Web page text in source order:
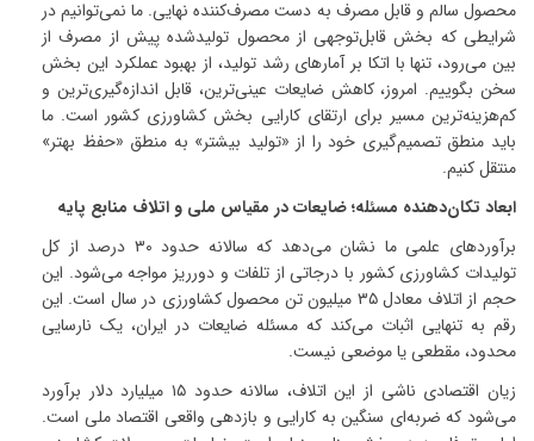
محصول سالم و قابل مصرف به دست مصرف‌کننده نهایی. ما نمی‌توانیم در
شرایطی که بخش قابل‌توجهی از محصول تولیدشده پیش از مصرف از
بین می‌رود، تنها با اتکا بر آمارهای رشد تولید، از بهبود عملکرد این بخش
سخن بگوییم. امروز، کاهش ضایعات عینی‌ترین، قابل اندازه‌گیری‌ترین و
کم‌هزینه‌ترین مسیر برای ارتقای کارایی بخش کشاورزی کشور است. ما
باید منطق تصمیم‌گیری خود را از «تولید بیشتر» به منطق «حفظ بهتر»
منتقل کنیم.
ابعاد تکان‌دهنده مسئله؛ ضایعات در مقیاس ملی و اتلاف منابع پایه
برآوردهای علمی ما نشان می‌دهد که سالانه حدود ۳۰ درصد از کل
تولیدات کشاورزی کشور با درجاتی از تلفات و دورریز مواجه می‌شود. این
حجم از اتلاف معادل۳۵ میلیون تن محصول کشاورزی در سال است. این
رقم به تنهایی اثبات می‌کند که مسئله ضایعات در ایران، یک نارسایی
محدود، مقطعی یا موضعی نیست.
زیان اقتصادی ناشی از این اتلاف، سالانه حدود۱۵ میلیارد دلار برآورد
می‌شود که ضربه‌ای سنگین به کارایی و بازدهی واقعی اقتصاد ملی است.